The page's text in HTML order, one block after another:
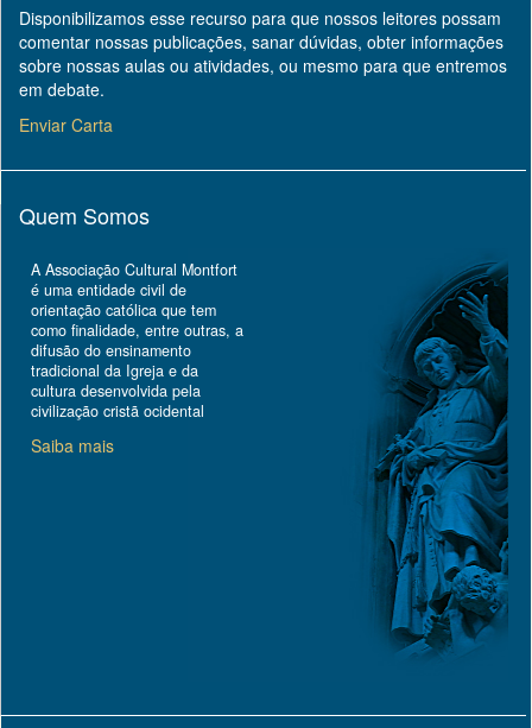
Disponibilizamos esse recurso para que nossos leitores possam
comentar nossas publicações, sanar dúvidas, obter informações
sobre nossas aulas ou atividades, ou mesmo para que entremos
em debate.
Enviar Carta
Quem Somos
A Associação Cultural Montfort
é uma entidade civil de
orientação católica que tem
como finalidade, entre outras, a
difusão do ensinamento
tradicional da Igreja e da
cultura desenvolvida pela
civilização cristã ocidental
Saiba mais